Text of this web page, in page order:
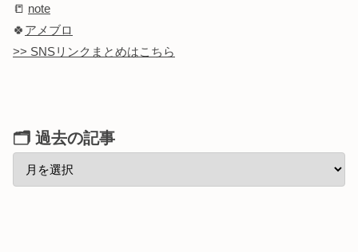
📒 note
🍀アメブロ
>> SNSリンクまとめはこちら
🗂 過去の記事